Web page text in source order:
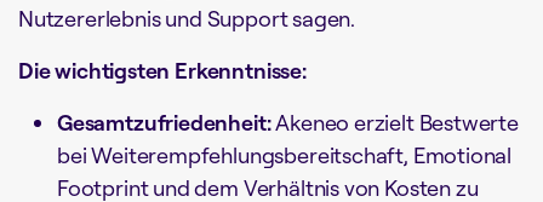
Nutzererlebnis und Support sagen.
Die wichtigsten Erkenntnisse:
Gesamtzufriedenheit:Akeneo erzielt Bestwerte
bei Weiterempfehlungsbereitschaft, Emotional
Footprint und dem Verhältnis von Kosten zu